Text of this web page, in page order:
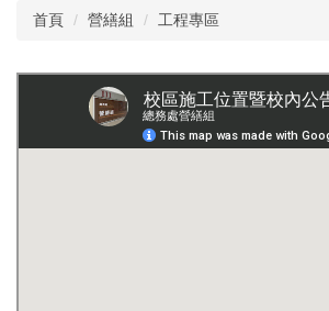
在建工程
工程行事曆
首頁 營繕組 工程專區